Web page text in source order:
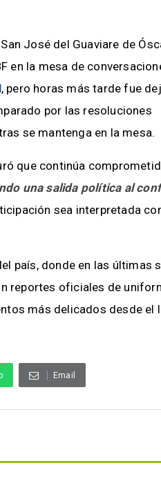
José del Guaviare de
en la mesa de
, pero horas más tarde fue
por las resoluciones
se mantenga en la mesa.
que continúa
una salida política al
sea interpretada
país, donde en las últimas
reportes oficiales de
más delicados desde el
Email